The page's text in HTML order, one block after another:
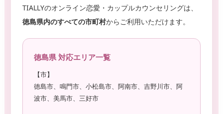
TIALLYのオンライン恋愛・カップルカウンセリングは、
徳島県内のすべての市町村からご利用いただけます。
徳島県 対応エリア一覧
【市】
徳島市、鳴門市、小松島市、阿南市、吉野川市、阿
波市、美馬市、三好市